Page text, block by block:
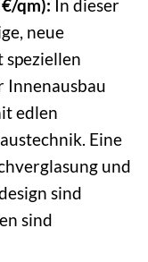
qm): In dieser
neue
Innenausbau
edlen
Eine
und
sind
sind